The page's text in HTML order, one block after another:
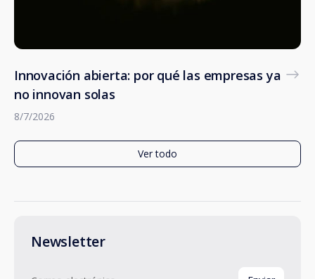
Innovación abierta: por qué las empresas ya
no innovan solas
8/7/2026
Ver todo
Newsletter